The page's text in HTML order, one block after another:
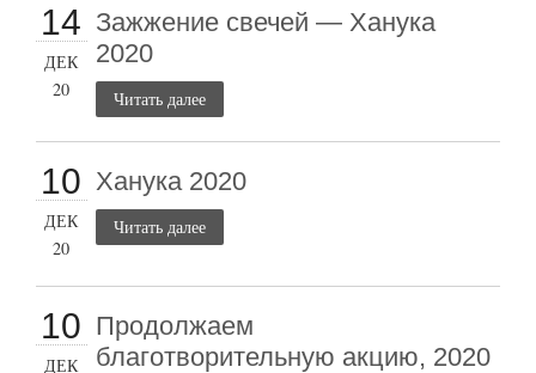
14
ДЕК
20
Зажжение свечей — Ханука
2020
Читать далее
10
ДЕК
20
Ханука 2020
Читать далее
10
ДЕК
Продолжаем
благотворительную акцию, 2020